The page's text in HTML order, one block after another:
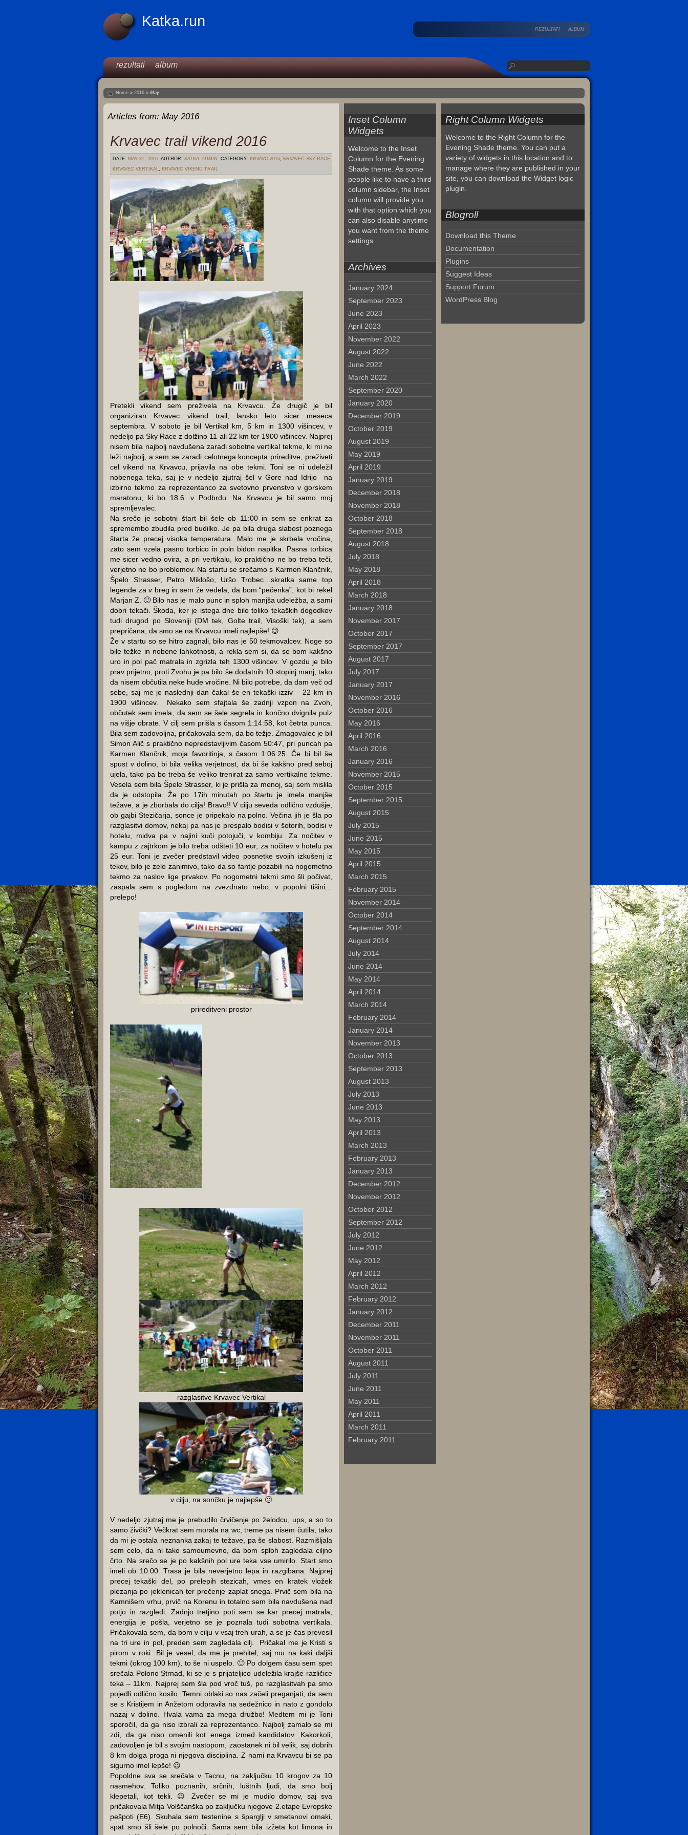
Katka.run REZULTATI ALBUM
rezultati album
Home » 2016 » May
Articles from: May 2016
Krvavec trail vikend 2016
DATE: MAY 31, 2016 AUTHOR: KATKA_ADMIN CATEGORY: KRVAVC 2016, KRVAVEC SKY RACE,
KRVAVEC VERTIKAL, KRVAVEC VIKEND TRAIL
Pretekli vikend sem preživela na Krvavcu. Že drugič je bil
organiziran Krvavec vikend trail, lansko leto sicer meseca
septembra. V soboto je bil Vertikal km, 5 km in 1300 višincev, v
nedeljo pa Sky Race z dolžino 11 ali 22 km ter 1900 višincev. Najprej
nisem bila najbolj navdušena zaradi sobotne vertikal tekme, ki mi ne
leži najbolj, a sem se zaradi celotnega koncepta prireditve, preživeti
cel vikend na Krvavcu, prijavila na obe tekmi. Toni se ni udeležil
nobenega teka, saj je v nedeljo zjutraj šel v Gore nad Idrijo na
izbirno tekmo za reprezentanco za svetovno prvenstvo v gorskem
maratonu, ki bo 18.6. v Podbrdu. Na Krvavcu je bil samo moj
spremljevalec.
Na srečo je sobotni štart bil šele ob 11:00 in sem se enkrat za
spremembo zbudila pred budilko. Je pa bila druga slabost poznega
štarta že precej visoka temperatura. Malo me je skrbela vročina,
zato sem vzela pasno torbico in poln bidon napitka. Pasna torbica
me sicer vedno ovira, a pri vertikalu, ko praktično ne bo treba teči,
verjetno ne bo problemov. Na startu se srečamo s Karmen Klančnik,
Špelo Strasser, Petro Miklošo, Uršo Trobec…skratka same top
legende za v breg in sem že vedela, da bom “pečenka”, kot bi rekel
Marjan Z. 🙂 Bilo nas je malo punc in sploh manjša udeležba, a sami
dobri tekači. Škoda, ker je istega dne bilo toliko tekaških dogodkov
tudi drugod po Sloveniji (DM tek, Golte trail, Visoški tek), a sem
prepričana, da smo se na Krvavcu imeli najlepše! 😉
Že v startu so se hitro zagnali, bilo nas je 50 tekmovalcev. Noge so
bile težke in nobene lahkotnosti, a rekla sem si, da se bom kakšno
uro in pol pač matrala in zgrizla teh 1300 višincev. V gozdu je bilo
prav prijetno, proti Zvohu je pa bilo še dodatnih 10 stopinj manj, tako
da nisem občutila neke hude vročine. Ni bilo potrebe, da dam več od
sebe, saj me je naslednji dan čakal še en tekaški izziv – 22 km in
1900 višincev. Nekako sem sfajtala še zadnji vzpon na Zvoh,
občutek sem imela, da sem se šele segrela in končno dvignila pulz
na višje obrate. V cilj sem prišla s časom 1:14:58, kot četrta punca.
Bila sem zadovoljna, pričakovala sem, da bo težje. Zmagovalec je bil
Simon Alič s praktično nepredstavljivim časom 50:47, pri puncah pa
Karmen Klančnik, moja favoritinja, s časom 1:06:25. Če bi bil še
spust v dolino, bi bila velika verjetnost, da bi še kakšno pred seboj
ujela, tako pa bo treba še veliko trenirat za samo vertikalne tekme.
Vesela sem bila Špele Strasser, ki je prišla za menoj, saj sem mislila
da je odstopila. Že po 17ih minutah po štartu je imela manjše
težave, a je zborbala do cilja! Bravo!! V cilju seveda odlično vzdušje,
ob gajbi Stezičarja, sonce je pripekalo na polno. Večina jih je šla po
razglasitvi domov, nekaj pa nas je prespalo bodisi v šotorih, bodisi v
hotelu, midva pa v najini kuči potojuči, v kombiju. Za nočitev v
kampu z zajtrkom je bilo treba odšteti 10 eur, za nočitev v hotelu pa
25 eur. Toni je zvečer predstavil video posnetke svojih izkušenj iz
tekov, bilo je zelo zanimivo, tako da so fantje pozabili na nogometno
tekmo za naslov lige prvakov. Po nogometni tekmi smo šli počivat,
zaspala sem s pogledom na zvezdnato nebo, v popolni tišini…
prelepo!
prireditveni prostor
razglasitve Krvavec Vertikal
v cilju, na sončku je najlepše 🙂
V nedeljo zjutraj me je prebudilo črvičenje po želodcu, ups, a so to
samo živčki? Večkrat sem morala na wc, treme pa nisem čutila, tako
da mi je ostala neznanka zakaj te težave, pa še slabost. Razmišljala
sem celo, da ni tako samoumevno, da bom sploh zagledala ciljno
črto. Na srečo se je po kakšnih pol ure teka vse umirilo. Start smo
imeli ob 10:00. Trasa je bila neverjetno lepa in razgibana. Najprej
precej tekaški del, po prelepih stezicah, vmes en kratek vložek
plezanja po jeklenicah ter prečenje zaplat snega. Prvič sem bila na
Kamnišem vrhu, prvič na Korenu in totalno sem bila navdušena nad
potjo in razgledi. Zadnjo tretjino poti sem se kar precej matrala,
energija je pošla, verjetno se je poznala tudi sobotna vertikala.
Pričakovala sem, da bom v cilju v vsaj treh urah, a se je čas prevesil
na tri ure in pol, preden sem zagledala cilj. Pričakal me je Kristi s
pirom v roki. Bil je vesel, da me je prehitel, saj mu na kaki daljši
tekmi (okrog 100 km), to še ni uspelo. 🙂 Po dolgem času sem spet
srečala Polono Strnad, ki se je s prijateljico udeležila krajše različice
teka – 11km. Najprej sem šla pod vroč tuš, po razglasitvah pa smo
pojedli odlično kosilo. Temni oblaki so nas začeli preganjati, da sem
se s Kristijem in Anžetom odpravila na sedežnico in nato z gondolo
nazaj v dolino. Hvala vama za mega družbo! Medtem mi je Toni
sporočil, da ga niso izbrali za reprezentanco. Najbolj zamalo se mi
zdi, da ga niso omenili kot enega izmed kandidatov. Kakorkoli,
zadovoljen je bil s svojim nastopom, zaostanek ni bil velik, saj dobrih
8 km dolga proga ni njegova disciplina. Z nami na Krvavcu bi se pa
sigurno imel lepše! 😉
Popoldne sva se srečala v Tacnu, na zaključku 10 krogov za 10
nasmehov. Toliko poznanih, srčnih, luštnih ljudi, da smo bolj
klepetali, kot tekli. 😉 Zvečer se mi je mudilo domov, saj sva
pričakovala Mitja Volščanška po zaključku njegove 2.etape Evropske
pešpoti (E6). Skuhala sem testenine s šparglji v smetanovi omaki,
spat smo šli šele po polnoči. Sama sem bila izžeta kot limona in
Inset Column
Widgets
Welcome to the Inset
Column for the Evening
Shade theme. As some
people like to have a third
column sidebar, the Inset
column will provide you
with that option which you
can also disable anytime
you want from the theme
settings.
Archives
January 2024
September 2023
June 2023
April 2023
November 2022
August 2022
June 2022
March 2022
September 2020
January 2020
December 2019
October 2019
August 2019
May 2019
April 2019
January 2019
December 2018
November 2018
October 2018
September 2018
August 2018
July 2018
May 2018
April 2018
March 2018
January 2018
November 2017
October 2017
September 2017
August 2017
July 2017
January 2017
November 2016
October 2016
May 2016
April 2016
March 2016
January 2016
November 2015
October 2015
September 2015
August 2015
July 2015
June 2015
May 2015
April 2015
March 2015
February 2015
November 2014
October 2014
September 2014
August 2014
July 2014
June 2014
May 2014
April 2014
March 2014
February 2014
January 2014
November 2013
October 2013
September 2013
August 2013
July 2013
June 2013
May 2013
April 2013
March 2013
February 2013
January 2013
December 2012
November 2012
October 2012
September 2012
July 2012
June 2012
May 2012
April 2012
March 2012
February 2012
January 2012
December 2011
November 2011
October 2011
August 2011
July 2011
June 2011
May 2011
April 2011
March 2011
February 2011
Right Column Widgets
Welcome to the Right Column for the
Evening Shade theme. You can put a
variety of widgets in this location and to
manage where they are published in your
site, you can download the Widget logic
plugin.
Blogroll
Download this Theme
Documentation
Plugins
Suggest Ideas
Support Forum
WordPress Blog